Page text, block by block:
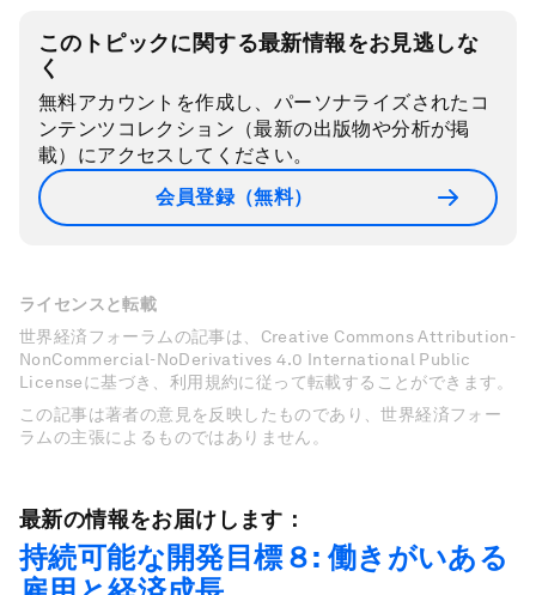
このトピックに関する最新情報をお見逃しな
く
無料アカウントを作成し、パーソナライズされたコ
ンテンツコレクション（最新の出版物や分析が掲
載）にアクセスしてください。
会員登録（無料）
ライセンスと転載
世界経済フォーラムの記事は、Creative Commons Attribution-
NonCommercial-NoDerivatives 4.0 International Public
Licenseに基づき、利用規約に従って転載することができます。
この記事は著者の意見を反映したものであり、世界経済フォー
ラムの主張によるものではありません。
最新の情報をお届けします：
持続可能な開発目標８: 働きがいある